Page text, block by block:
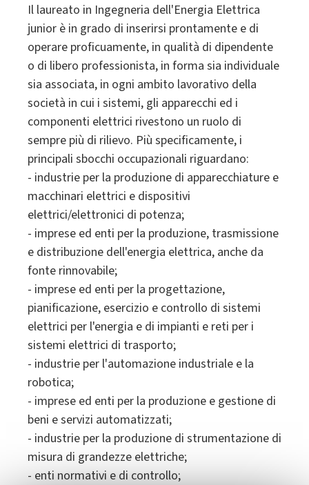
Il laureato in Ingegneria dell'Energia Elettrica
junior è in grado di inserirsi prontamente e di
operare proficuamente, in qualità di dipendente
o di libero professionista, in forma sia individuale
sia associata, in ogni ambito lavorativo della
società in cui i sistemi, gli apparecchi ed i
componenti elettrici rivestono un ruolo di
sempre più di rilievo. Più specificamente, i
principali sbocchi occupazionali riguardano:
- industrie per la produzione di apparecchiature e
macchinari elettrici e dispositivi
elettrici/elettronici di potenza;
- imprese ed enti per la produzione, trasmissione
e distribuzione dell'energia elettrica, anche da
fonte rinnovabile;
- imprese ed enti per la progettazione,
pianificazione, esercizio e controllo di sistemi
elettrici per l'energia e di impianti e reti per i
sistemi elettrici di trasporto;
- industrie per l'automazione industriale e la
robotica;
- imprese ed enti per la produzione e gestione di
beni e servizi automatizzati;
- industrie per la produzione di strumentazione di
misura di grandezze elettriche;
- enti normativi e di controllo;